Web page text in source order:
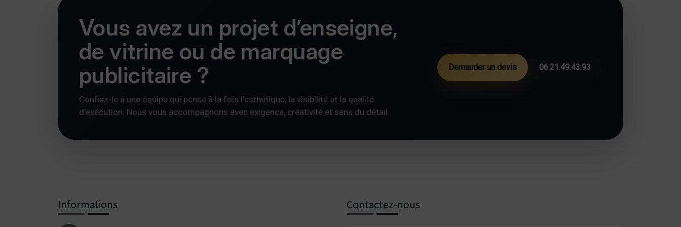
Vous avez un projet d’enseigne,
de vitrine ou de marquage
publicitaire ?
Confiez-le à une équipe qui pense à la fois l’esthétique, la visibilité et la qualité
d’exécution. Nous vous accompagnons avec exigence, créativité et sens du détail.
Demander un devis 06.21.49.43.93
Informations Contactez-nous